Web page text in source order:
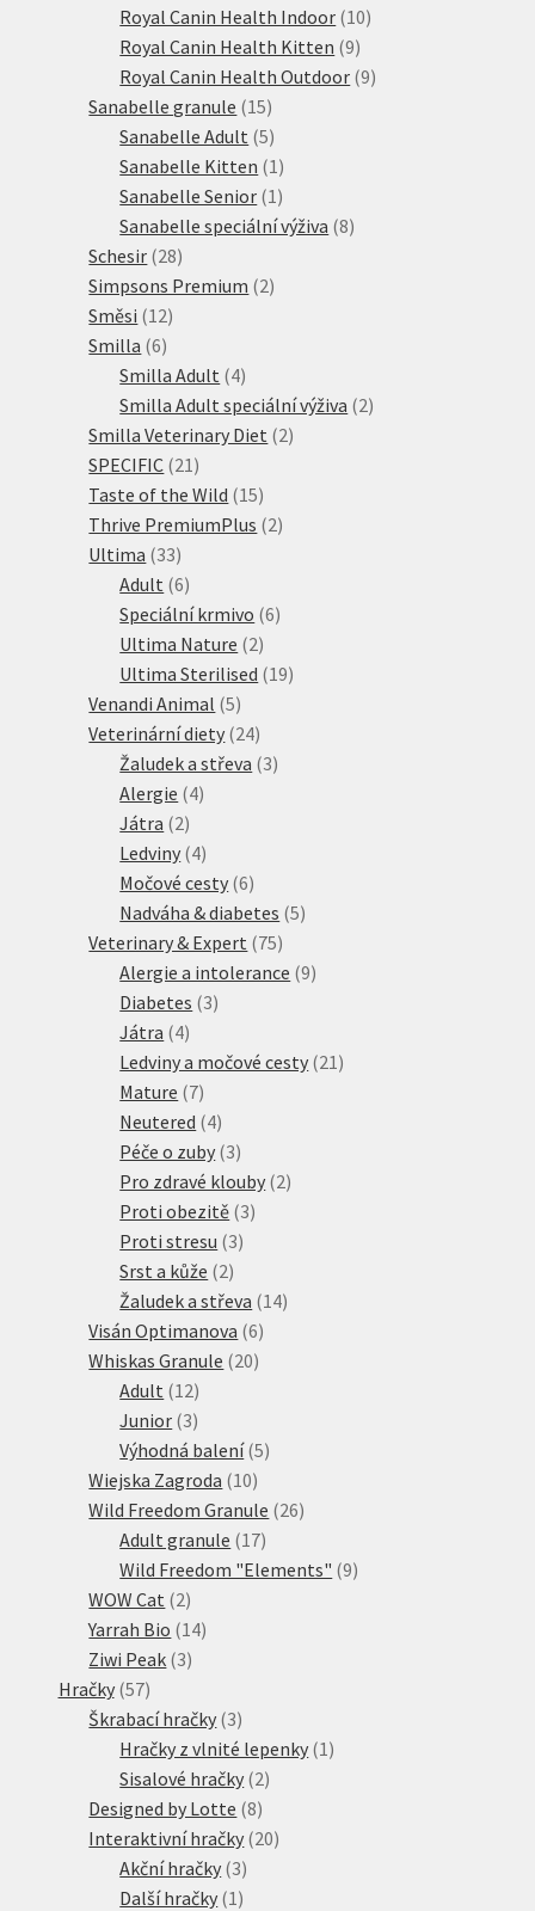
produktů
Royal Canin Health Indoor 1010
Royal Canin Health Kitten 99
produktů
Royal Canin Health Outdoor 99
Sanabelle granule 1515
produktů
Sanabelle Adult 55
produktů
Sanabelle Kitten 1 1
produkt
Sanabelle Senior 1 1
produkt
Sanabelle speciální výživa 88
Schesir 2828
produktů
Simpsons Premium 22
Směsi 1212
Smilla 66
produktů
Smilla Adult 44
produkty
Smilla Adult speciální výživa 22
Smilla Veterinary Diet 22
SPECIFIC 21 21
produktů
Taste of the Wild 1515
produktů
Thrive PremiumPlus 22
Ultima 3333
produktů
Adult 66
produktů
Speciální krmivo 66
Ultima Nature 22
produkty
Ultima Sterilised 1919
Venandi Animal 55
produktů
Veterinární diety 2424
produktů
Žaludek a střeva 33
Alergie 44
Játra 22
produkty
Ledviny 44
produkty
Močové cesty 66
produktů
Nadváha & diabetes 55
Veterinary & Expert 7575
produktů
Alergie a intolerance 99
Diabetes 33
Játra 44
produkty
Ledviny a močové cesty 21 21
Mature 77
produktů
Neutered 44
produkty
Péče o zuby 33
produkty
Pro zdravé klouby 22
Proti obezitě 33
Proti stresu 33
Srst a kůže 22
produkty
Žaludek a střeva 1414
Visán Optimanova 66
produktů
Whiskas Granule 2020
Adult 1212
produktů
Junior 33
produkty
Výhodná balení 55
Wiejska Zagroda 1010
produktů
Wild Freedom Granule 2626
Adult granule 1717
produktů
Wild Freedom "Elements" 99
WOW Cat 22
produkty
Yarrah Bio 1414
Ziwi Peak 33
Hračky 5757
produktů
Škrabací hračky 33
produkty
Hračky z vlnité lepenky 1 1
Sisalové hračky 22
Designed by Lotte 88
produktů
Interaktivní hračky 2020
Akční hračky 33
produkty
Další hračky 1 1